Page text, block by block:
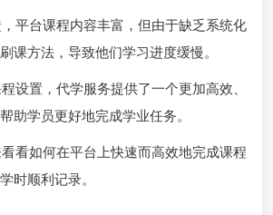
平台课程内容丰富，但由于缺乏系统化
课方法，导致他们学习进度缓慢。
设置，代学服务提供了一个更加高效、
助学员更好地完成学业任务。
看如何在平台上快速而高效地完成课程
时顺利记录。